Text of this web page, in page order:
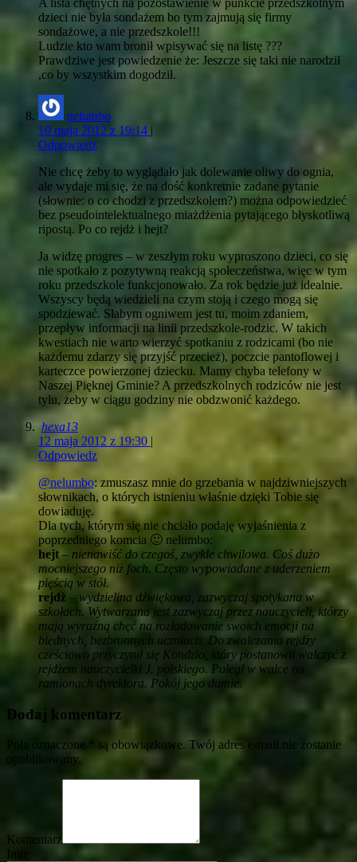
dzieci nie była sondażem bo tym zajmują się firmy
sondażowe, a nie przedszkole!!!
Ludzie kto wam bronił wpisywać się na listę ???
Prawdziwe jest powiedzenie że: Jeszcze się taki nie narodził
,co by wszystkim dogodził.
nelumbo
10 maja 2012 z 19:14 |
Odpowiedz
Nie chcę żeby to wyglądało jak dolewanie oliwy do ognia,
ale wydaje mi się, że na dość konkretnie zadane pytanie
(słownie: o co chodzi z przedszkolem?) można odpowiedzieć
bez pseudointelektualnego miażdżenia pytającego błyskotliwą
ripostą. Po co rejdż i hejt?
Ja widzę progres – w zeszłym roku wyproszono dzieci, co się
nie spotkało z pozytywną reakcją społeczeństwa, więc w tym
roku przedszkole funkcjonowało. Za rok będzie już idealnie.
Wszyscy będą wiedzieli na czym stoją i czego mogą się
spodziewać. Słabym ogniwem jest tu, moim zdaniem,
przepływ informacji na linii przedszkole-rodzic. W takich
kwestiach nie warto wierzyć spotkaniu z rodzicami (bo nie
każdemu zdarzy się przyjść przecież), poczcie pantoflowej i
karteczce powierzonej dziecku. Mamy chyba telefony w
Naszej Pięknej Gminie? A przedszkolnych rodziców nie jest
tylu, żeby w ciągu godziny nie obdzwonić każdego.
hexa13
12 maja 2012 z 19:30 |
Odpowiedz
@nelumbo: zmuszasz mnie do grzebania w najdziwniejszych
słownikach, o których istnieniu właśnie dzięki Tobie się
dowiaduję.
Dla tych, którym się nie chciało podaję wyjaśnienia z
poprzedniego komcia 🙂 nelumbo:
hejt – nienawiść do czegoś, zwykle chwilowa. Coś dużo
mocniejszego niż foch. Często wypowiadane z uderzeniem
pięścią w stół.
rejdż – wydzielina dźwiękowa, zazwyczaj spotykana w
szkołach. Wytwarzana jest zazwyczaj przez nauczycieli, którzy
mają wyraźną chęć na rozładowanie swoich emocji na
biednych, bezbronnych uczniach. Do zwalczania rejdży
cześciowo przyczynił się Kondzio, który postanowił walczyć z
rejdżem nauczycielki J. polskiego. Poległ w walce na
ramionach dyrektora. Pokój jego dumie.
Dodaj komentarz
Pola oznaczone * są obowiązkowe. Twój adres e-mail nie zostanie
opublikowany.
Komentarz
Imię